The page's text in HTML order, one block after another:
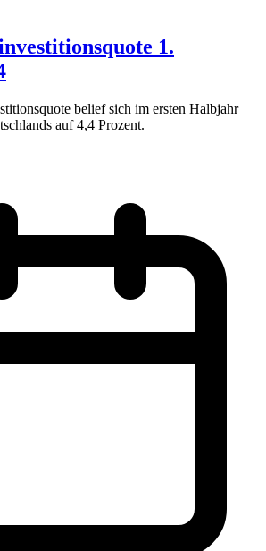
1.
belief sich im ersten Halbjahr
auf 4,4 Prozent.